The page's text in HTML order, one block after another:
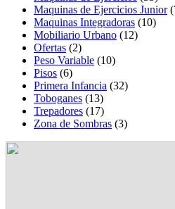
Maquinas de Ejercicios Junior
Maquinas Integradoras (10)
Mobiliario Urbano (12)
Ofertas (2)
Peso Variable (10)
Pisos (6)
Primera Infancia (32)
Toboganes (13)
Trepadores (17)
Zona de Sombras (3)